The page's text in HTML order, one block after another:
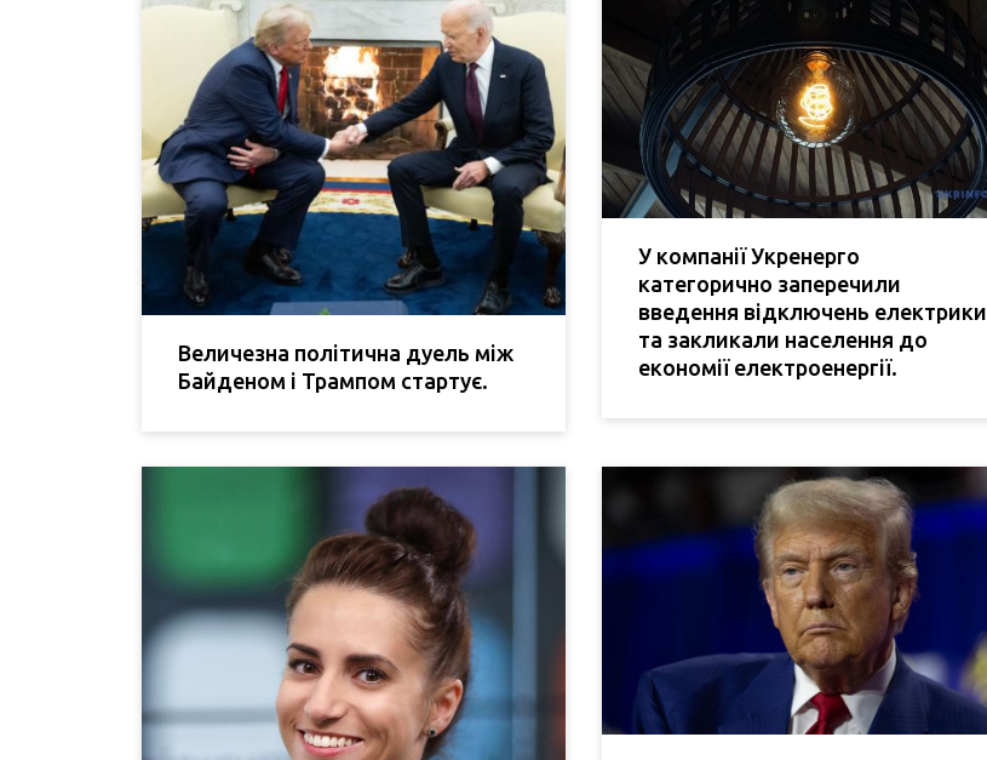
Величезна політична дуель між
Байденом і Трампом стартує.
У компанії Укренерго
категорично заперечили
введення відключень електрики
та закликали населення до
економії електроенергії.